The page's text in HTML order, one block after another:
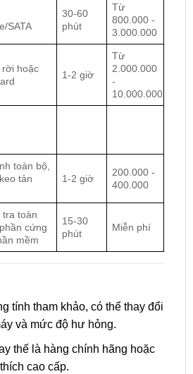
SATA
30-60
phút
Từ
800.000 -
3.000.000
rời hoặc
1-2 giờ
Từ
2.000.000
-
10.000.000
toàn bộ,
tản
1-2 giờ
200.000 -
400.000
tra toàn
cứng
mềm
15-30
phút
Miễn phí
tính tham khảo, có thể thay đổi
và mức độ hư hỏng.
thế là hàng chính hãng hoặc
cao cấp.